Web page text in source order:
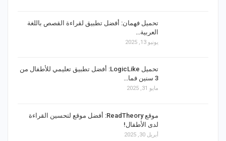
تحميل فهمان: أفضل تطبيق لقراءة القصص باللغة
العربية…
يونيو 13, 2025
تحميل LogicLike: أفضل تطبيق تعليمي للأطفال من
3 سنين فما…
مايو 31, 2025
موقع ReadTheory: أفضل موقع لتحسين القراءة
لدى الأطفال!
أبريل 30, 2025